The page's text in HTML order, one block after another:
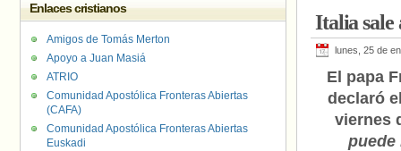
Italia
lunes, 25 de
El papa
declaró
viernes
puede
Enlaces cristianos
Amigos de Tomás Merton
Apoyo a Juan Masiá
ATRIO
Comunidad Apostólica Fronteras Abiertas
(CAFA)
Comunidad Apostólica Fronteras Abiertas
Euskadi